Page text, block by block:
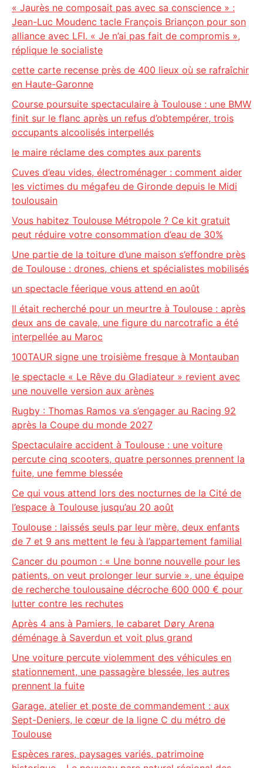
« Jaurès ne composait pas avec sa conscience » :
Jean-Luc Moudenc tacle François Briançon pour son
alliance avec LFI. « Je n’ai pas fait de compromis »,
réplique le socialiste
cette carte recense près de 400 lieux où se rafraîchir
en Haute-Garonne
Course poursuite spectaculaire à Toulouse : une BMW
finit sur le flanc après un refus d’obtempérer, trois
occupants alcoolisés interpellés
le maire réclame des comptes aux parents
Cuves d’eau vides, électroménager : comment aider
les victimes du mégafeu de Gironde depuis le Midi
toulousain
Vous habitez Toulouse Métropole ? Ce kit gratuit
peut réduire votre consommation d’eau de 30%
Une partie de la toiture d’une maison s’effondre près
de Toulouse : drones, chiens et spécialistes mobilisés
un spectacle féerique vous attend en août
Il était recherché pour un meurtre à Toulouse : après
deux ans de cavale, une figure du narcotrafic a été
interpellée au Maroc
100TAUR signe une troisième fresque à Montauban
le spectacle « Le Rêve du Gladiateur » revient avec
une nouvelle version aux arènes
Rugby : Thomas Ramos va s’engager au Racing 92
après la Coupe du monde 2027
Spectaculaire accident à Toulouse : une voiture
percute cinq scooters, quatre personnes prennent la
fuite, une femme blessée
Ce qui vous attend lors des nocturnes de la Cité de
l’espace à Toulouse jusqu’au 20 août
Toulouse : laissés seuls par leur mère, deux enfants
de 7 et 9 ans mettent le feu à l’appartement familial
Cancer du poumon : « Une bonne nouvelle pour les
patients, on veut prolonger leur survie », une équipe
de recherche toulousaine décroche 600 000 € pour
lutter contre les rechutes
Après 4 ans à Pamiers, le cabaret Døry Arena
déménage à Saverdun et voit plus grand
Une voiture percute violemment des véhicules en
stationnement, une passagère blessée, les autres
prennent la fuite
Garage, atelier et poste de commandement : aux
Sept-Deniers, le cœur de la ligne C du métro de
Toulouse
Espèces rares, paysages variés, patrimoine